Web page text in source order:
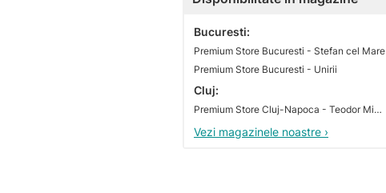
Bucuresti:
Premium Store Bucuresti - Stefan cel Mare
Premium Store Bucuresti - Unirii
Cluj:
Premium Store Cluj-Napoca - Teodor Mihali
Vezi magazinele noastre ›